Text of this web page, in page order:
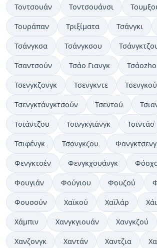
Τοντσουάν Τοντσουάνσι
Τουράπαν Τριξίματα Τσάνγκι
Τσάνγκσα Τσάνγκσου
Τσαντσούν Τσάο Γιανγκ
Τσενγκζονγκ Τσενγκντε Τσενγκού
Τσενγκτάνγκτσούν Τσεντού
Τσιάντζου Τσινγκγιάνγκ Τσιντάο
Τσιφένγκ Τσονγκζου
Φενγκτσέν Φενγκχουάνγκ
Φουγιάν Φούγιου Φουζού
Φουσούν Χαϊκού Χαϊλάρ
Χάμπιν Χανγκγιουάν Χανγκζού
Χανζονγκ Χαντάν Χαντζια